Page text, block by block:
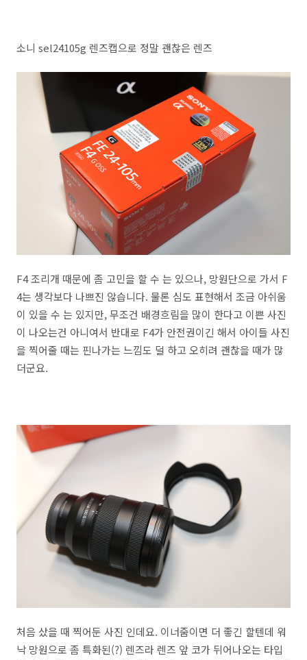
소니 sel24105g 렌즈캡으로 정말 괜찮은 렌즈
F4 조리개 때문에 좀 고민을 할 수 는 있으나, 망원단으로 가서 F
4는 생각보다 나쁘진 않습니다. 물론 심도 표현해서 조금 아쉬움
이 있을 수 는 있지만, 무조건 배경흐림을 많이 한다고 이쁜 사진
이 나오는건 아니여서 반대로 F4가 안전권이긴 해서 아이들 사진
을 찍어줄 때는 핀나가는 느낌도 덜 하고 오히려 괜찮을 때가 많
더군요.
처음 샀을 때 찍어둔 사진 인데요. 이너줌이면 더 좋긴 할텐데 워
낙 망원으로 좀 특화된(?) 렌즈라 렌즈 앞 코가 뒤어나오는 타입